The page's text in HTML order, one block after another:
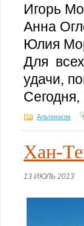
Игорь
Анна
Юлия
Для
удачи,
Альпинизм
Хан-
13 ИЮЛЬ 2013